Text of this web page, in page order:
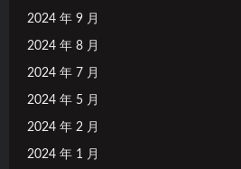
2024 年 9 月
2024 年 8 月
2024 年 7 月
2024 年 5 月
2024 年 2 月
2024 年 1 月